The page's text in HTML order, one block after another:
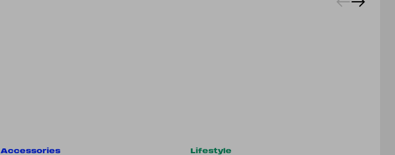
Accessories Lifestyle